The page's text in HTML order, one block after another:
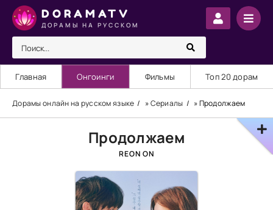
DORAMATV
ДОРАМЫ НА РУССКОМ
Главная Онгоинги Фильмы Топ 20 дорам
Дорамы онлайн на русском языке »Сериалы » Продолжаем
Продолжаем
REON ON